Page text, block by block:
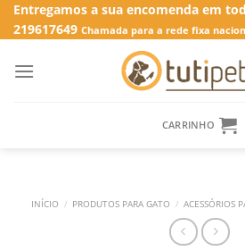
SkipEntregamos a sua encomenda em
219617649 Chamada para a rede fixa
CARRINHO
INÍCIO / PRODUTOS PARA GATO / ACESSÓRIOS